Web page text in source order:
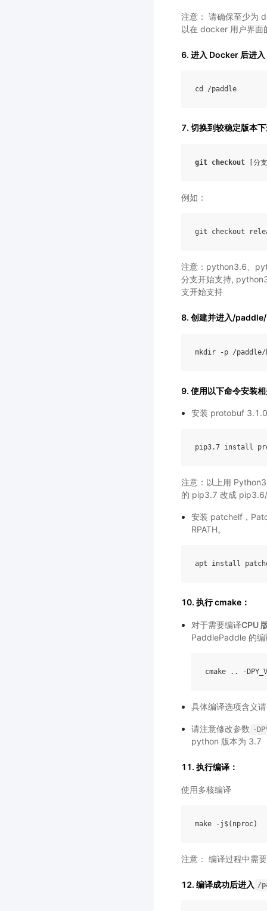
注意： 请确保至少为
以在 docker 用户界面
6. 进入 Docker 后进
cd /paddle
7. 切换到较稳定版本
git checkout 分
例如：
git checkout
注意：python3.6、
分支开始支持,
支开始支持
8. 创建并进入/
mkdir -p /paddle/
9. 使用以下命令安装
安装 protobuf
pip3.7 install
注意：以上用
的 pip3.7 改成
安装 patchelf，
RPATH。
apt install
10. 执行 cmake：
对于需要编译CPU
PaddlePaddle 的编
cmake .. -
具体编译选项含义
请注意修改参数 -
python 版本为 3.7
11. 执行编译：
使用多核编译
注意： 编译过程中需
12. 编译成功后进入 /